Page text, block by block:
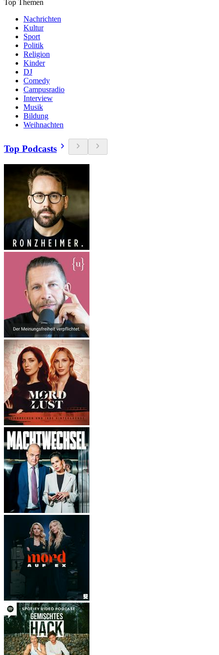
Top Themen
Nachrichten
Kultur
Sport
Politik
Religion
Kinder
DJ
Comedy
Campusradio
Interview
Musik
Bildung
Weihnachten
Top Podcasts